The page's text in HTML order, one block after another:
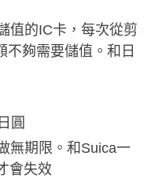
值的IC卡，每次從剪
不夠需要儲值。和日
圓
無期限。和Suica一
會失效